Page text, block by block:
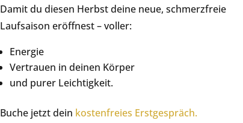
Damit du diesen Herbst deine neue, schmerzfreie
Laufsaison eröffnest – voller:
Energie
Vertrauen in deinen Körper
und purer Leichtigkeit.
Buche jetzt dein kostenfreies Erstgespräch.